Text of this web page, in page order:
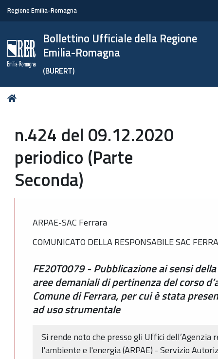
Regione Emilia-Romagna
Bollettino Ufficiale della Regione
Emilia-Romagna
(BURERT)
Tu
n.424 del 09.12.2020
periodico (Parte
Seconda)
ARPAE-SAC Ferrara
COMUNICATO DELLA RESPONSABILE SAC
FE20T0079 - Pubblicazione ai sensi
aree demaniali di pertinenza del corso
Comune di Ferrara, per cui è stata
ad uso strumentale
Si rende noto che presso gli Uffici dell’Agenzia
l'ambiente e l'energia (ARPAE) - Servizio